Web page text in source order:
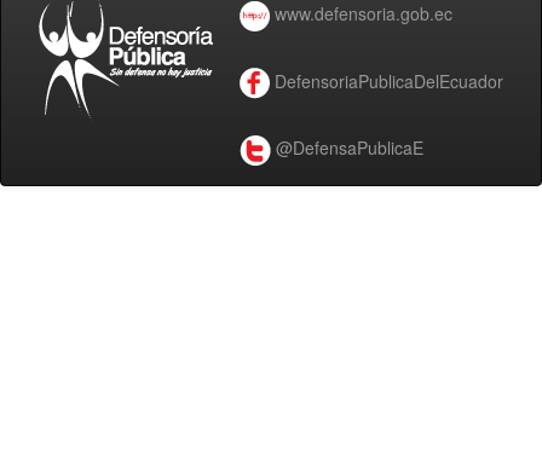
www.defensoria.gob.ec
DefensoriaPublicaDelEcuador
@DefensaPublicaE